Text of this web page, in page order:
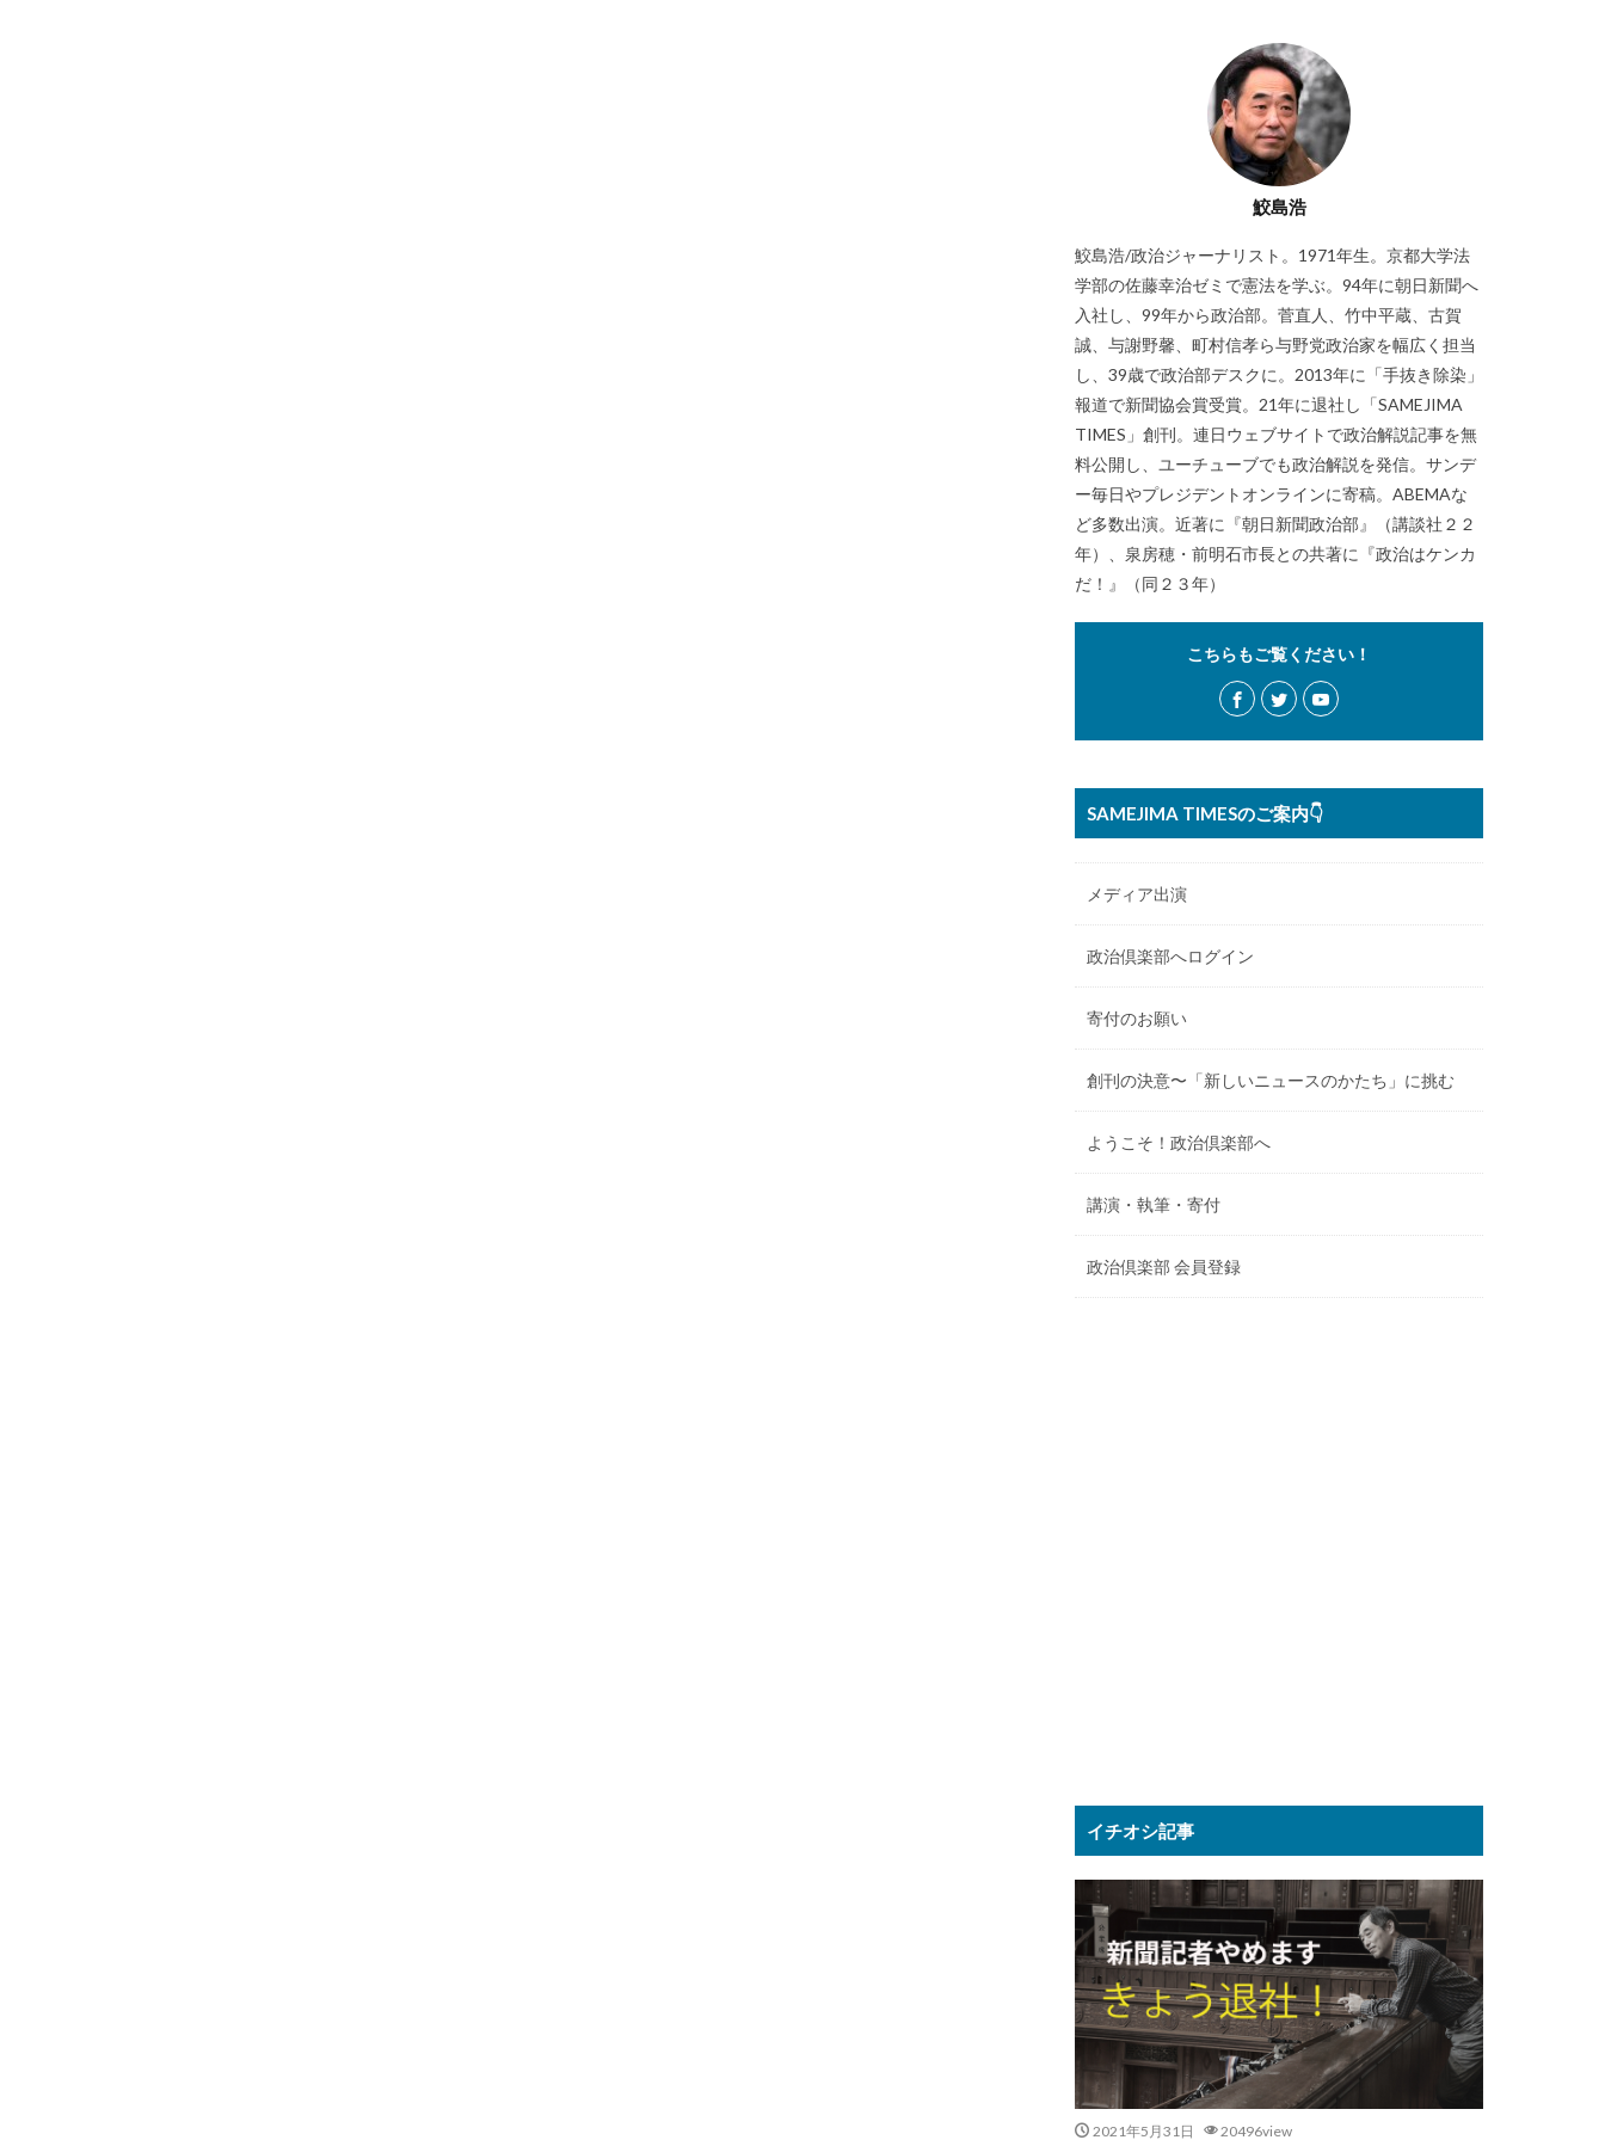
鮫島浩
鮫島浩/政治ジャーナリスト。1971年生。京都大学法
学部の佐藤幸治ゼミで憲法を学ぶ。94年に朝日新聞へ
入社し、99年から政治部。菅直人、竹中平蔵、古賀
誠、与謝野馨、町村信孝ら与野党政治家を幅広く担当
し、39歳で政治部デスクに。2013年に「手抜き除染」
報道で新聞協会賞受賞。21年に退社し「SAMEJIMA
TIMES」創刊。連日ウェブサイトで政治解説記事を無
料公開し、ユーチューブでも政治解説を発信。サンデ
ー毎日やプレジデントオンラインに寄稿。ABEMAな
ど多数出演。近著に『朝日新聞政治部』（講談社２２
年）、泉房穂・前明石市長との共著に『政治はケンカ
だ！』（同２３年）
こちらもご覧ください！
SAMEJIMA TIMESのご案内👇
メディア出演
政治倶楽部へログイン
寄付のお願い
創刊の決意〜「新しいニュースのかたち」に挑む
ようこそ！政治倶楽部へ
講演・執筆・寄付
政治倶楽部 会員登録
イチオシ記事
2021年5月31日 20496view